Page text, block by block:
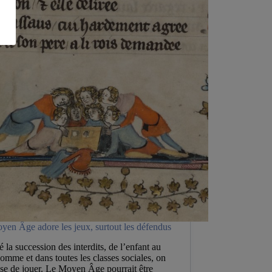
Âge adore les jeux, surtout les défendus
la succession des interdits, de l’enfant au
et dans toutes les classes sociales, on
de jouer. Le Moyen Âge pourrait être